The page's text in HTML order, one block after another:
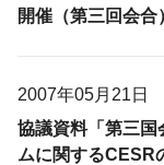
開催（第三回会合
2007年05月21日
協議資料「第三国
ムに関するCESR